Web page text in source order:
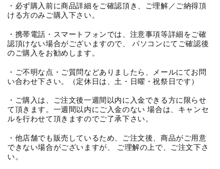
・必ず購入前に商品詳細をご確認頂き、ご理解／ご納得頂
ける方のみご購入下さい。
・携帯電話・スマートフォンでは、注意事項等詳細をご確
認頂けない場合がございますので、 パソコンにてご確認後
のご購入をお勧めします。
・ご不明な点・ご質問などありましたら、メールにてお問
い合わせ下さい。（定休日は、土・日曜・祝祭日です）
・ご購入は、ご注文後一週間以内に入金できる方に限らせ
て頂きます。一週間以内にご入金のない 場合は、キャンセ
ルを行わせて頂きますのでご了承下さい。
・他店舗でも販売しているため、ご注文後、商品がご用意
できない場合がございますが、 ご理解の上で、ご注文下さ
い。